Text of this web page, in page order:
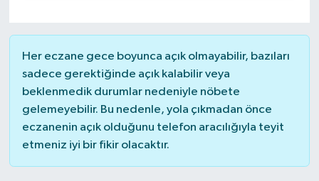
Her eczane gece boyunca açık olmayabilir, bazıları
sadece gerektiğinde açık kalabilir veya
beklenmedik durumlar nedeniyle nöbete
gelemeyebilir. Bu nedenle, yola çıkmadan önce
eczanenin açık olduğunu telefon aracılığıyla teyit
etmeniz iyi bir fikir olacaktır.